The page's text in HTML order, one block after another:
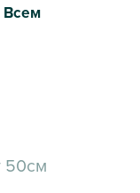
Всем
50см